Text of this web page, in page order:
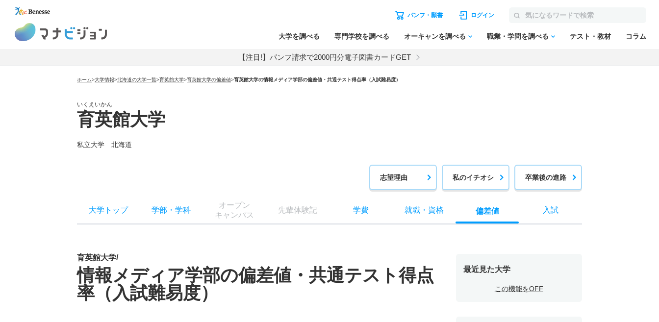
パンフ・願書 ログイン
大学を調べる 専門学校を調べる オーキャンを調べる 職業・学問を調べる テスト・教材 コラム
【注目!】パンフ請求で2000円分電子図書カードGET
ホーム>大学情報>北海道の大学一覧>育英館大学>育英館大学の偏差値>育英館大学の情報メディア学部の偏差値・共通テスト得点率（入試難易度）
いくえいかん
育英館大学
私立大学 北海道
志望理由 私のイチオシ 卒業後の進路
大学トップ 学部 ・ 学科
オープン
キャンパス
先輩体験記 学費 就職・ 資格 偏差値 入試
育英館大学/
情報メディア学部の偏差値・共通テスト得点
率（入試難易度）
最近見た大学
この機能をOFF